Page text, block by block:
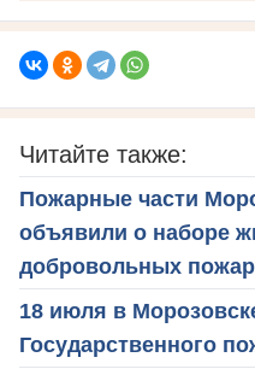
Читайте также:
Пожарные части
объявили о наборе
добровольных
18 июля в
Государственного